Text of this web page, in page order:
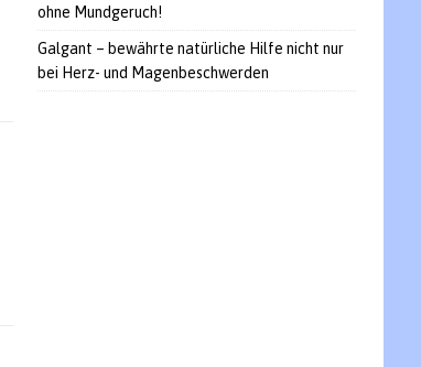
ohne Mundgeruch!
Galgant – bewährte natürliche Hilfe nicht nur
bei Herz- und Magenbeschwerden